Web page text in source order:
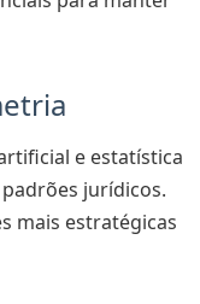
e estatística
jurídicos.
mais estratégicas